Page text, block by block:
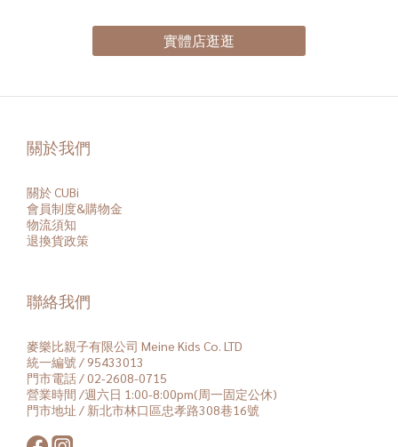
實體店逛逛
關於我們
關於 CUBi
會員制度&購物金
物流須知
退換貨政策
聯絡我們
麥樂比親子有限公司 Meine Kids Co. LTD
統一編號 / 95433013
門市電話 / 02-2608-0715
營業時間 /週六日 1:00-8:00pm(周一固定公休)
門市地址 / 新北市林口區忠孝路308巷16號